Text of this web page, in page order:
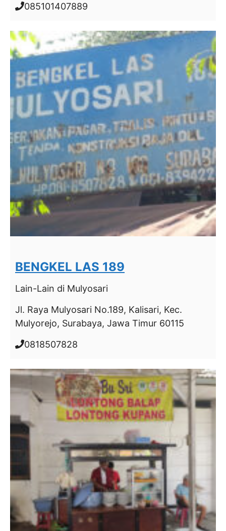
085101407889
BENGKEL LAS 189
Lain-Lain di Mulyosari
Jl. Raya Mulyosari No.189, Kalisari, Kec.
Mulyorejo, Surabaya, Jawa Timur 60115
0818507828